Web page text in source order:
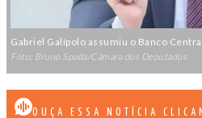
Gabriel Galípolo assumiu o Banco
Foto: Bruno Spada/Câmara dos Deputados
OUÇA ESSA NOTÍCIA